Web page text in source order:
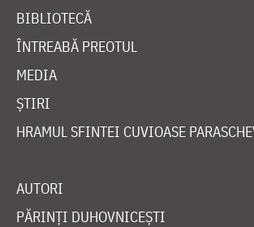
BIBLIOTECĂ
ÎNTREABĂ PREOTUL
MEDIA
ȘTIRI
HRAMUL SFINTEI CUVIOASE
AUTORI
PĂRINȚI DUHOVNICEȘTI